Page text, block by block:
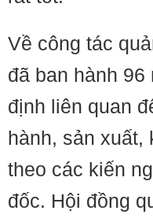
Về công tác
đã ban hành
định liên quan
hành, sản xuất,
theo các kiến
đốc. Hội đồng